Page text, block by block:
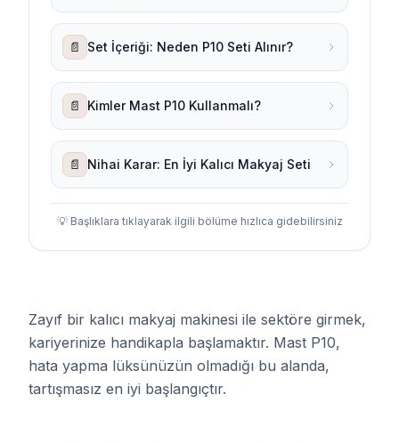
📄 Set İçeriği: Neden P10 Seti Alınır?
📄 Kimler Mast P10 Kullanmalı?
📄 Nihai Karar: En İyi Kalıcı Makyaj Seti
💡 Başlıklara tıklayarak ilgili bölüme hızlıca gidebilirsiniz
Zayıf bir kalıcı makyaj makinesi ile sektöre girmek,
kariyerinize handikapla başlamaktır. Mast P10,
hata yapma lüksünüzün olmadığı bu alanda,
tartışmasız en iyi başlangıçtır.